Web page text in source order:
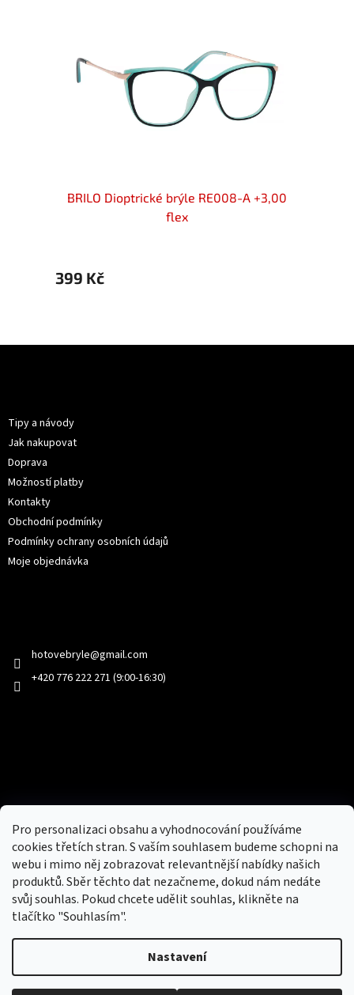
Pro personalizaci obsahu a vyhodnocování používáme
cookies třetích stran. S vaším souhlasem budeme schopni na
webu i mimo něj zobrazovat relevantnější nabídky našich
produktů. Sběr těchto dat nezačneme, dokud nám nedáte
svůj souhlas. Pokud chcete udělit souhlas, klikněte na
tlačítko "Souhlasím".
Nastavení
BRILO Dioptrické brýle RE008-A +3,00
flex
399 Kč
Tipy a návody
Jak nakupovat
Doprava
Možností platby
Kontakty
Obchodní podmínky
Podmínky ochrany osobních údajů
Moje objednávka
hotovebryle@gmail.com
+420 776 222 271 (9:00-16:30)
Nový obchod s batohy, cestovními zavazadly, tašky a peněženky